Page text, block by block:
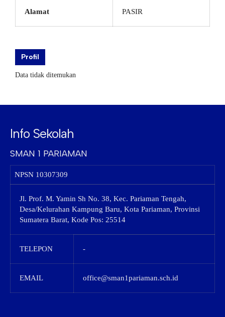
Alamat PASIR
Profil
Data tidak ditemukan
Info Sekolah
SMAN 1 PARIAMAN
NPSN 10307309
Jl. Prof. M. Yamin Sh No. 38, Kec. Pariaman Tengah,
Desa/Kelurahan Kampung Baru, Kota Pariaman, Provinsi
Sumatera Barat, Kode Pos: 25514
TELEPON -
EMAIL office@sman1pariaman.sch.id